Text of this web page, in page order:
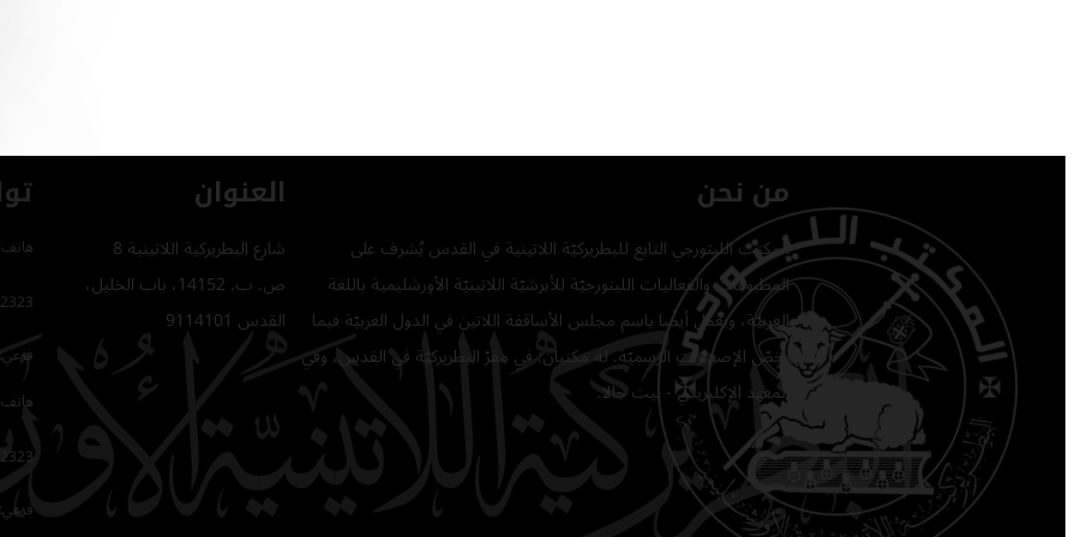
من نحن
المكتب الليتورجي التابع للبطريركيّة اللاتينية في القدس يُشرف على
المطبوعات والفعاليات الليتورجيّة للأبرشيّة اللاتينيّة الأورشليمية باللغة
العربيّة، ويعمل أيضًا باسم مجلس الأساقفة اللاتين في الدول العربيّة فيما
يخصّ الإصدارات الرسميّة. له مكتبان: في مقرّ البطريركيّة في القدس، وفي
المعهد الإكليريكي - بيت جالا.
العنوان
شارع البطريركية اللاتينية 8
ص. ب. 14152، باب الخليل،
القدس 9114101
فرعي: 464
فرعي: 216